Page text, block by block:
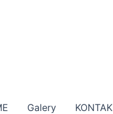
Galery KONTAK